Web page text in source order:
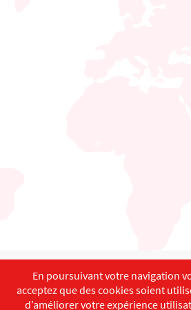
English Français
Copyright ©ISEC-AdW Impressum
En poursuivant votre navigation
acceptez que des cookies soient
d’améliorer votre expérience